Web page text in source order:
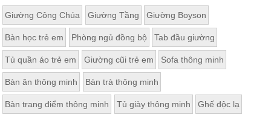
Giường Công Chúa Giường Tầng Giường Boyson
Bàn học trẻ em Phòng ngủ đồng bộ Tab đầu giường
Tủ quần áo trẻ em Giường cũi trẻ em Sofa thông minh
Bàn ăn thông minh Bàn trà thông minh
Bàn trang điểm thông minh Tủ giày thông minh Ghế độc lạ